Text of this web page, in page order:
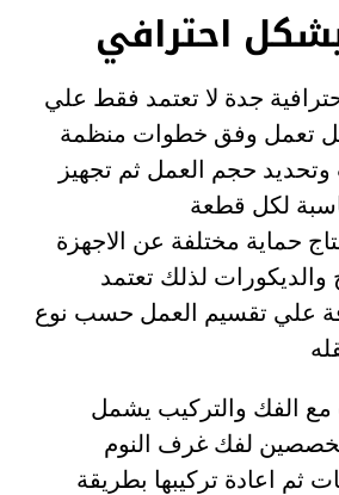
احترافي
جدة لا تعتمد فقط علي
تعمل وفق خطوات منظمة
وتحديد حجم العمل ثم تجهيز
لكل قطعة
حماية مختلفة عن الاجهزة
والديكورات لذلك تعتمد
علي تقسيم العمل حسب نوع
مع الفك والتركيب يشمل
لفك غرف النوم
ثم اعادة تركيبها بطريقة